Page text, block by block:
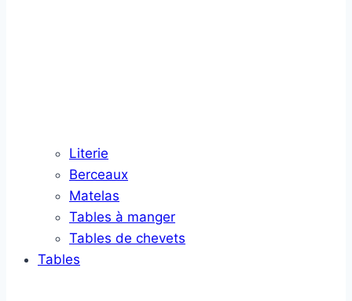
Literie
Berceaux
Matelas
Tables à manger
Tables de chevets
Tables